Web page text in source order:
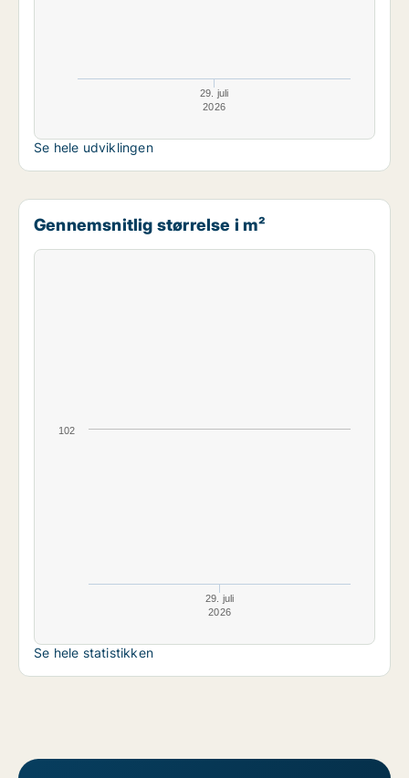
29. juli
2026
Se hele udviklingen
Gennemsnitlig størrelse i m²
29. juli
2026
102
Se hele statistikken